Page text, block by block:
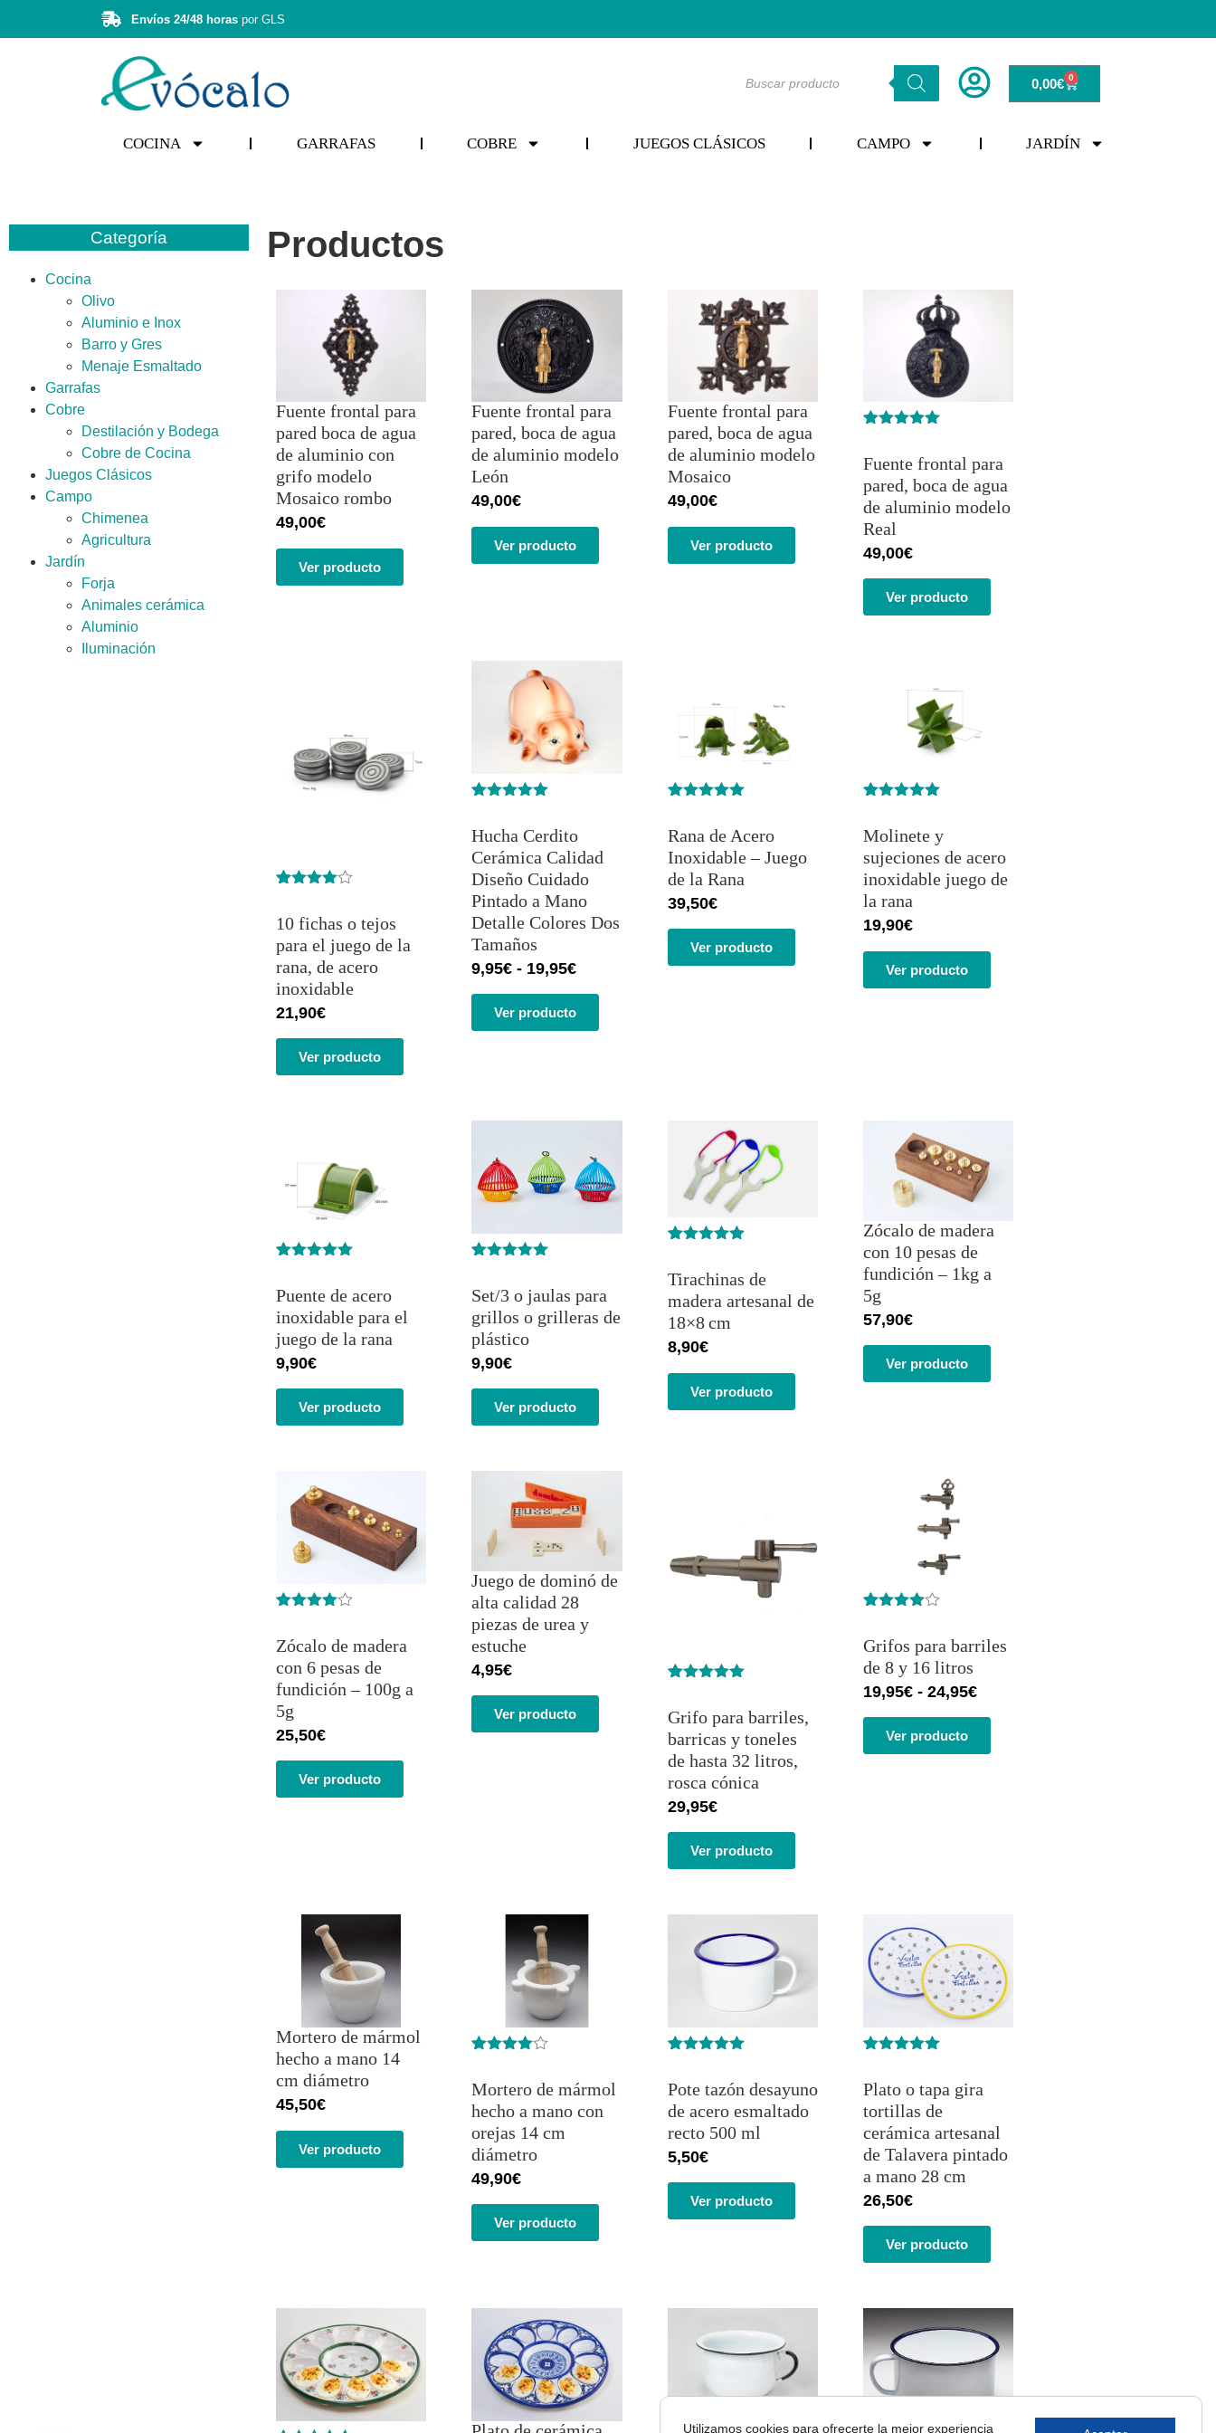
Envíos 24/48 horaspor GLS
0,00€ 0
COCINA GARRAFAS COBRE JUEGOS CLÁSICOS CAMPO JARDÍN
Categoría
Cocina
Olivo
Aluminio e Inox
Barro y Gres
Menaje Esmaltado
Garrafas
Cobre
Destilación y Bodega
Cobre de Cocina
Juegos Clásicos
Campo
Chimenea
Agricultura
Jardín
Forja
Animales cerámica
Aluminio
Iluminación
Productos
Fuente frontal para
pared boca de agua
de aluminio con
grifo modelo
Mosaico rombo
49,00€
Ver producto
Fuente frontal para
pared, boca de agua
de aluminio modelo
León
49,00€
Ver producto
Fuente frontal para
pared, boca de agua
de aluminio modelo
Mosaico
49,00€
Ver producto
5 en base
avaloración
de un
cliente
Fuente frontal para
pared, boca de agua
de aluminio modelo
Real
49,00€
Ver producto
de 5 en
base a
valoracione
s de
clientes
10 fichas o tejos
para el juego de la
rana, de acero
inoxidable
21,90€
Ver producto
5 en base
avaloración
de un
cliente
Hucha Cerdito
Cerámica Calidad
Diseño Cuidado
Pintado a Mano
Detalle Colores Dos
Tamaños
9,95€ - 19,95€
Ver producto
5 en base
avaloración
de un
cliente
Rana de Acero
Inoxidable – Juego
de la Rana
39,50€
Ver producto
5 en base
a
valoracione
s de
clientes
Molinete y
sujeciones de acero
inoxidable juego de
la rana
19,90€
Ver producto
5 en base
a
valoracione
s de
clientes
Puente de acero
inoxidable para el
juego de la rana
9,90€
Ver producto
5 en base
avaloración
de un
cliente
Set/3 o jaulas para
grillos o grilleras de
plástico
9,90€
Ver producto
5 en base
avaloración
de un
cliente
Tirachinas de
madera artesanal de
18×8 cm
8,90€
Ver producto
Zócalo de madera
con 10 pesas de
fundición – 1kg a
5g
57,90€
Ver producto
de 5 en
base a
valoración
de un
cliente
Zócalo de madera
con 6 pesas de
fundición – 100g a
5g
25,50€
Ver producto
Juego de dominó de
alta calidad 28
piezas de urea y
estuche
4,95€
Ver producto
5 en base
avaloración
de un
cliente
Grifo para barriles,
barricas y toneles
de hasta 32 litros,
rosca cónica
29,95€
Ver producto
de 5 en
base a
valoracione
s de
Grifos para barriles
de 8 y 16 litros
19,95€ - 24,95€
Ver producto
Mortero de mármol
hecho a mano 14
cm diámetro
45,50€
Ver producto
de 5 en
base a
valoracione
s de
clientes
Mortero de mármol
hecho a mano con
orejas 14 cm
diámetro
49,90€
Ver producto
5 en base
a
valoracione
s de
clientes
Pote tazón desayuno
de acero esmaltado
recto 500 ml
5,50€
Ver producto
5 en base
avaloración
de un
cliente
Plato o tapa gira
tortillas de
cerámica artesanal
de Talavera pintado
a mano 28 cm
26,50€
Ver producto
Utilizamos cookies para ofrecerte la mejor experiencia